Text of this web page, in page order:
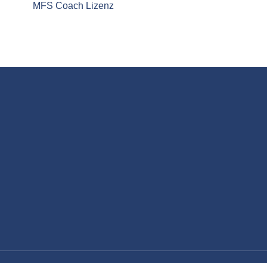
MFS Coach Lizenz